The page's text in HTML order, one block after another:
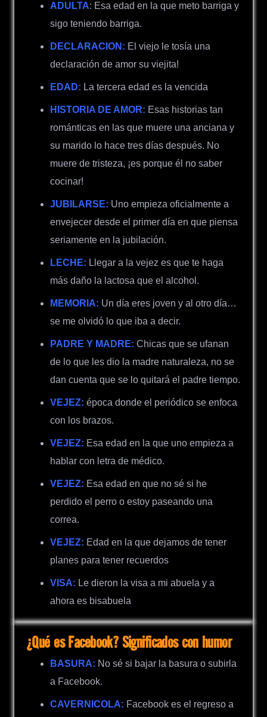
ADULTA: Esa edad en la que meto barriga y
sigo teniendo barriga.
DECLARACION: El viejo le tosía una
declaración de amor su viejita!
EDAD: La tercera edad es la vencida
HISTORIA DE AMOR: Esas historias tan
románticas en las que muere una anciana y
su marido lo hace tres días después. No
muere de tristeza, ¡es porque él no saber
cocinar!
JUBILARSE: Uno empieza oficialmente a
envejecer desde el primer día en que piensa
seriamente en la jubilación.
LECHE: Llegar a la vejez es que te haga
más daño la lactosa que el alcohol.
MEMORIA: Un día eres joven y al otro día…
se me olvidó lo que iba a decir.
PADRE Y MADRE: Chicas que se ufanan
de lo que les dio la madre naturaleza, no se
dan cuenta que se lo quitará el padre tiempo.
VEJEZ: época donde el periódico se enfoca
con los brazos.
VEJEZ: Esa edad en la que uno empieza a
hablar con letra de médico.
VEJEZ: Esa edad en que no sé si he
perdido el perro o estoy paseando una
correa.
VEJEZ: Edad en la que dejamos de tener
planes para tener recuerdos
VISA: Le dieron la visa a mi abuela y a
ahora es bisabuela
¿Qué es Facebook? Significados con humor
BASURA: No sé si bajar la basura o subirla
a Facebook.
CAVERNICOLA: Facebook es el regreso a